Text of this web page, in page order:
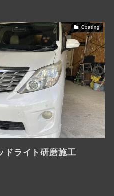
Coating
ドライト研磨施工